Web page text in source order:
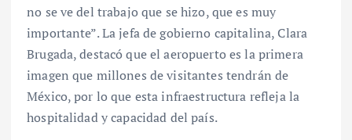
no se ve del trabajo que se hizo, que es muy
importante”. La jefa de gobierno capitalina, Clara
Brugada, destacó que el aeropuerto es la primera
imagen que millones de visitantes tendrán de
México, por lo que esta infraestructura refleja la
hospitalidad y capacidad del país.